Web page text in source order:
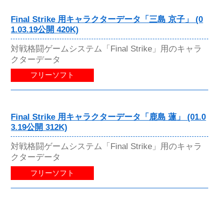
Final Strike 用キャラクターデータ「三島 京子」 (0
1.03.19公開 420K)
対戦格闘ゲームシステム「Final Strike」用のキャラ
クターデータ
フリーソフト
Final Strike 用キャラクターデータ「鹿島 蓮」 (01.0
3.19公開 312K)
対戦格闘ゲームシステム「Final Strike」用のキャラ
クターデータ
フリーソフト